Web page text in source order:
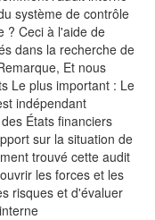
système de contrôle
? Ceci à l'aide de
dans la recherche de
Et nous
Le plus important : Le
indépendant
États financiers
sur la situation de
trouvé cette audit
les forces et les
risques et d'évaluer